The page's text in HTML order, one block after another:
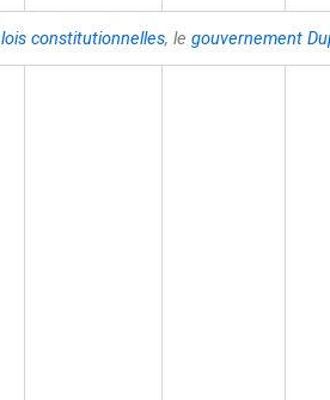
lois constitutionnelles, le gouvernement